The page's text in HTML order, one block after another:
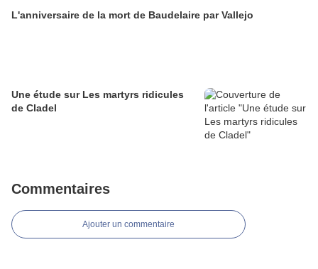
L'anniversaire de la mort de Baudelaire par Vallejo
Une étude sur Les martyrs ridicules
de Cladel
Commentaires
Ajouter un commentaire